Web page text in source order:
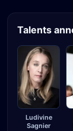
Talents
Ludivine
Sagnier